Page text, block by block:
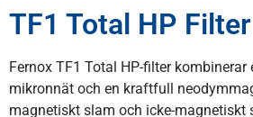
TF1 Total HP Filter
Fernox TF1 Total HP-filter kombinerar
mikronnät och en kraftfull
magnetiskt slam och icke-magnetiskt